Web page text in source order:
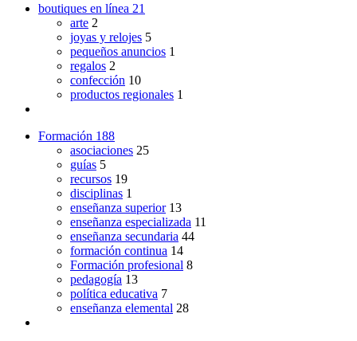
boutiques en línea 21
arte 2
joyas y relojes 5
pequeños anuncios 1
regalos 2
confección 10
productos regionales 1
Formación 188
asociaciones 25
guías 5
recursos 19
disciplinas 1
enseñanza superior 13
enseñanza especializada 11
enseñanza secundaria 44
formación continua 14
Formación profesional 8
pedagogía 13
política educativa 7
enseñanza elemental 28